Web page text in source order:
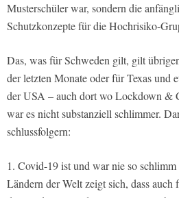
Musterschüler war, sondern die
Schutzkonzepte für die Hochrisiko-
Das, was für Schweden gilt, gilt
der letzten Monate oder für Texas und
der USA – auch dort wo Lockdown &
war es nicht substanziell schlimmer.
schlussfolgern:
1. Covid-19 ist und war nie so
Ländern der Welt zeigt sich, dass auch